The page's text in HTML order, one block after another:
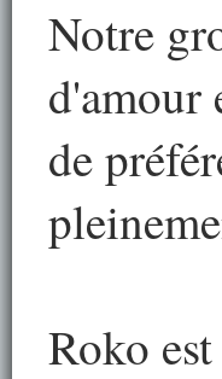
Notre
d'amour
de
Roko